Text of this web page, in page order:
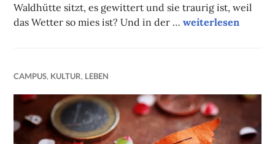
Waldhütte sitzt, es gewittert und sie traurig ist, weil
das Wetter so mies ist? Und in der …Ein bisschen
weiterlesen
CAMPUS, KULTUR, LEBEN